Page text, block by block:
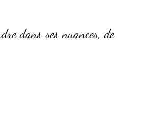
dans ses nuances, de